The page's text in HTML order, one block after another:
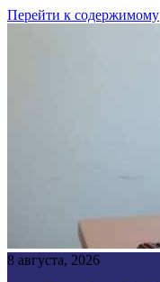
Перейти к содержимому
8 августа, 2026